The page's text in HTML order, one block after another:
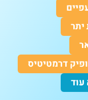
יתר
דרמטיטיס